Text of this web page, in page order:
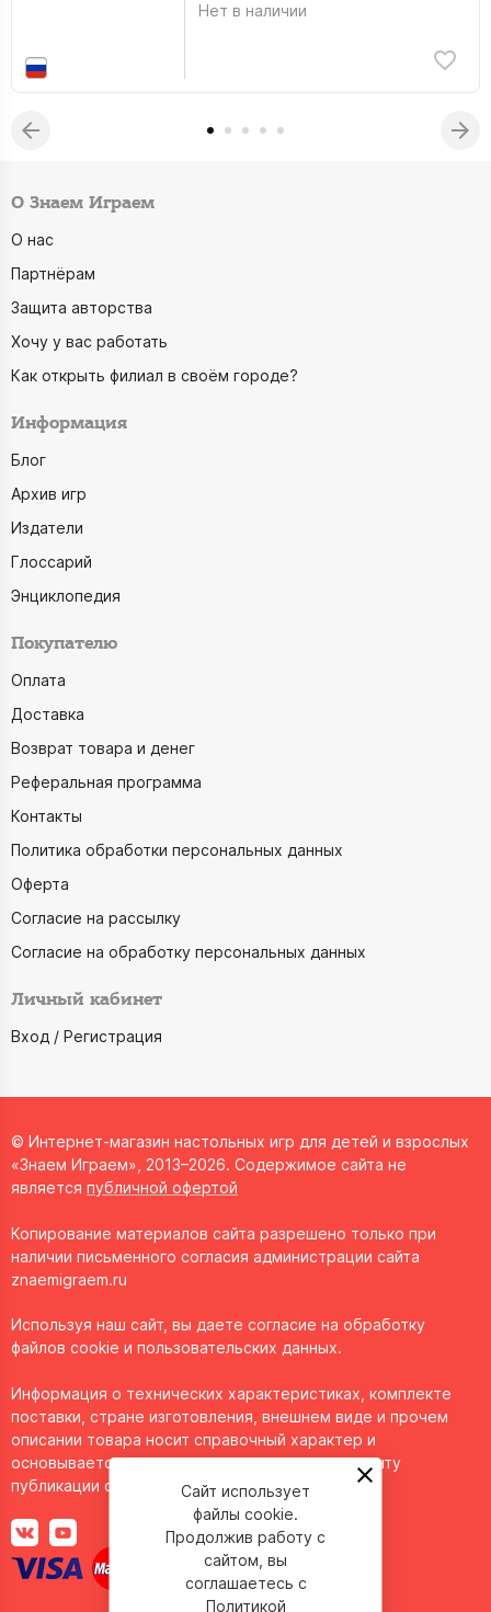
Нет в наличии
О Знаем Играем
О нас
Партнёрам
Защита авторства
Хочу у вас работать
Как открыть филиал в своём городе?
Информация
Блог
Архив игр
Издатели
Глоссарий
Энциклопедия
Покупателю
Оплата
Доставка
Возврат товара и денег
Реферальная программа
Контакты
Политика обработки персональных данных
Оферта
Согласие на рассылку
Согласие на обработку персональных данных
Личный кабинет
Вход / Регистрация
© Интернет-магазин настольных игр для детей и взрослых
«Знаем Играем», 2013–2026. Содержимое сайта не
является публичной офертой
Копирование материалов сайта разрешено только при
наличии письменного согласия администрации сайта
znaemigraem.ru
Используя наш сайт, вы даете согласие на обработку
файлов cookie и пользовательских данных.
Информация о технических характеристиках, комплекте
поставки, стране изготовления, внешнем виде и прочем
описании товара носит справочный характер и
основывается на последних доступных к моменту
публикации сведениях.Сайт использует
файлы cookie.
Продолжив работу с
сайтом, вы
соглашаетесь с
Политикой